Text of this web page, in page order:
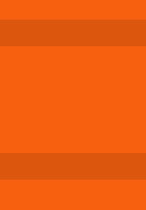
локоны, бережно